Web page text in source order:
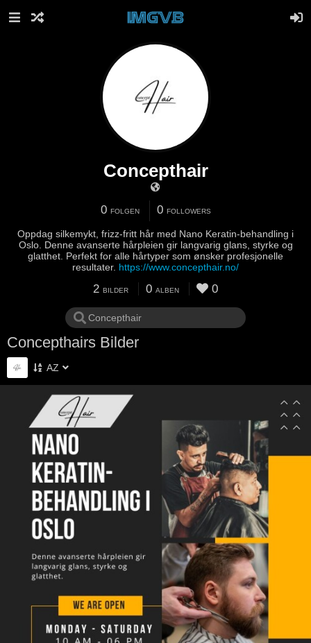
Concepthair
0 FOLGEN 0 FOLLOWERS
Oppdag silkemykt, frizz-fritt hår med Nano Keratin-behandling i
Oslo. Denne avanserte hårpleien gir langvarig glans, styrke og
glatthet. Perfekt for alle hårtyper som ønsker profesjonelle
resultater. https://www.concepthair.no/
2 BILDER 0 ALBEN 0
Concepthairs Bilder
AZ